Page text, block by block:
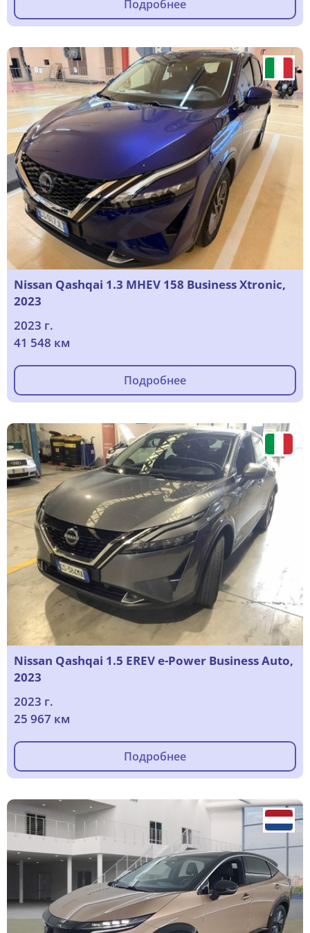
Подробнее
Nissan Qashqai 1.3 MHEV 158 Business Xtronic,
2023
2023 г.
41 548 км
Подробнее
Nissan Qashqai 1.5 EREV e-Power Business Auto,
2023
2023 г.
25 967 км
Подробнее